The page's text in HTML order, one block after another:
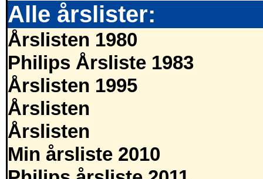
Alle årslister:
Årslisten 1980
Philips Årsliste 1983
Årslisten 1995
Årslisten
Årslisten
Min årsliste 2010